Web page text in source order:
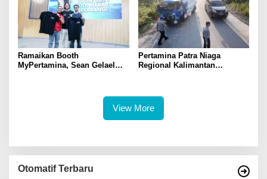
Ramaikan Booth
MyPertamina, Sean Gelael
Pertamina Patra Niaga
Regional Kalimantan
Terdaftar sebagai Armada
Operasional
View More
Otomatif Terbaru